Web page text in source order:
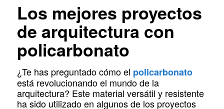
Los mejores proyectos
de arquitectura con
policarbonato
¿Te has preguntado cómo el policarbonato
está revolucionando el mundo de la
arquitectura? Este material versátil y resistente
ha sido utilizado en algunos de los proyectos